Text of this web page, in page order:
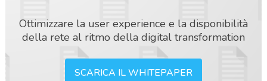
Ottimizzare la user experience e la disponibilità
della rete al ritmo della digital transformation
SCARICA IL WHITEPAPER